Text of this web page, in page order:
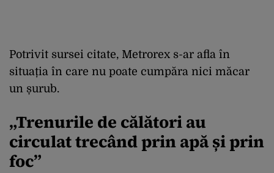
Potrivit sursei citate, Metrorex s-ar afla în
situația în care nu poate cumpăra nici măcar
un șurub.
„Trenurile de călători au
circulat trecând prin apă și prin
foc”